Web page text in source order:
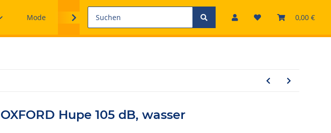
0,00 €
Mode Ersatzteile
OXFORD Hupe 105 dB, wasser